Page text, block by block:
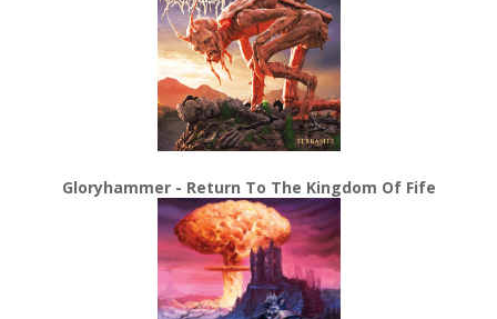
Gloryhammer - Return To The Kingdom Of Fife